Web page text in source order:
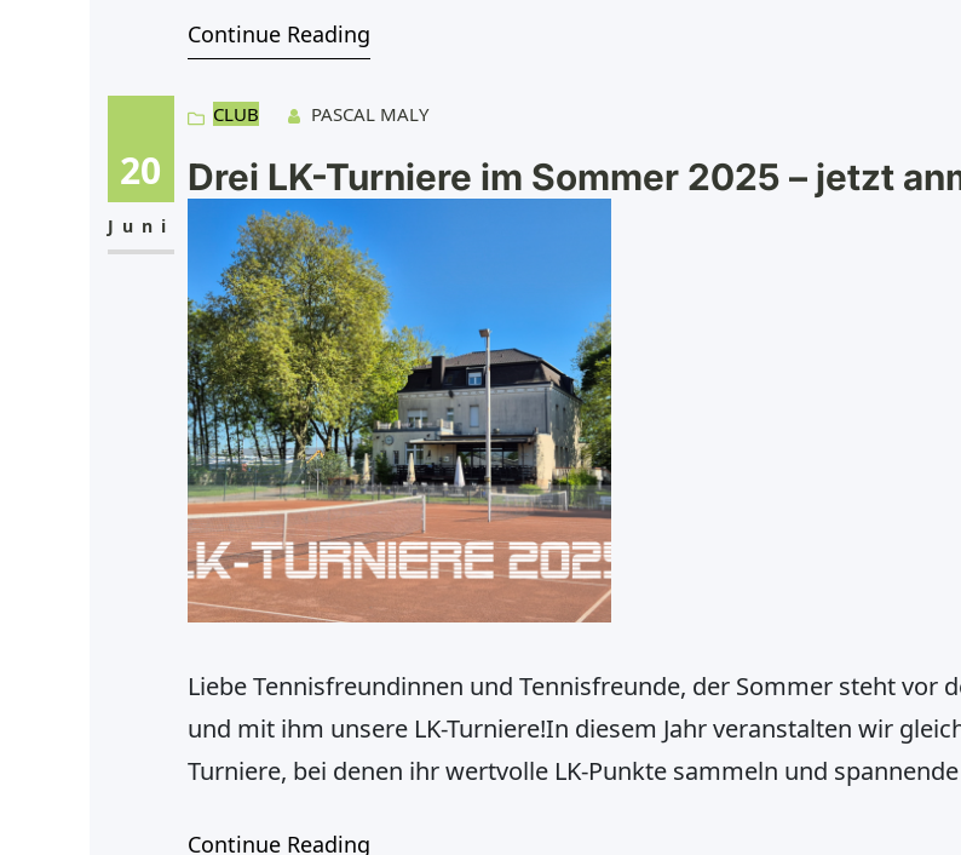
spielen in der Bezirksklasse D
Continue Reading
20
Juni
CLUB PASCAL MALY
Drei LK-Turniere im Sommer 2025 – jetzt
Liebe Tennisfreundinnen und Tennisfreunde, der Sommer steht vor
und mit ihm unsere LK-Turniere!In diesem Jahr veranstalten wir
Turniere, bei denen ihr wertvolle LK-Punkte sammeln und
Continue Reading